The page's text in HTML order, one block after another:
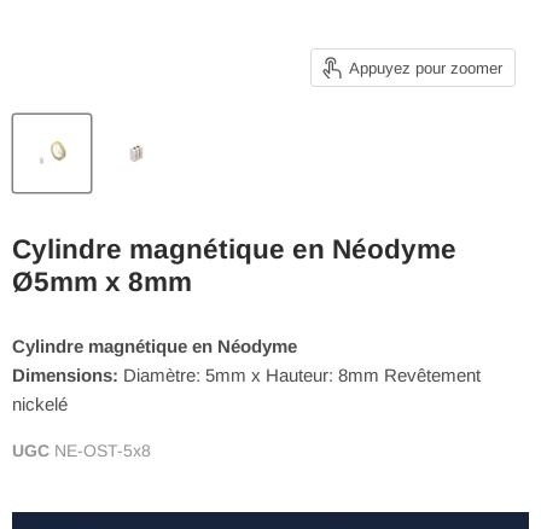
Appuyez pour zoomer
Cylindre magnétique en Néodyme
Ø5mm x 8mm
Cylindre magnétique en Néodyme
Dimensions: Diamètre: 5mm x Hauteur: 8mm Revêtement
nickelé
UGC NE-OST-5x8